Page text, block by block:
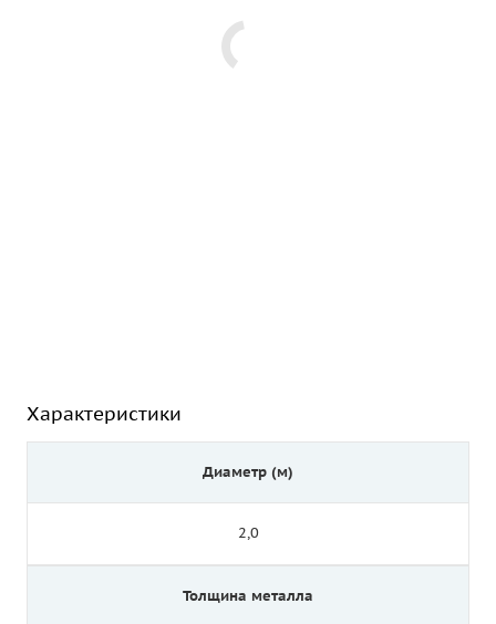
Характеристики
Диаметр (м)
2,0
Толщина металла